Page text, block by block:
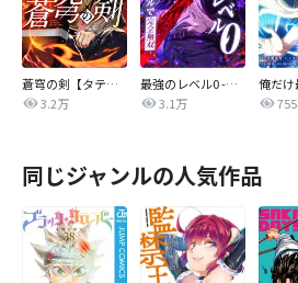
蒼穹の剣【タテヨミ】
3.2万
最強のレベル0 -解析スキルで完全無双-【タテヨミ】
3.1万
755
同じジャンルの人気作品